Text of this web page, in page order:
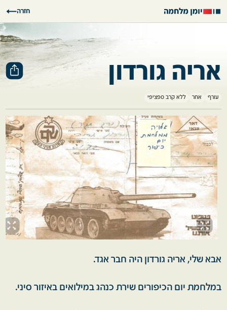
חזרה
אריה גורדון
עורף אחר ללא קרב ספציפי
אבא שלי, אריה גורדון היה חבר אגד.
במלחמת יום הכיפורים שירת כנהג במילואים באיזור סיני.